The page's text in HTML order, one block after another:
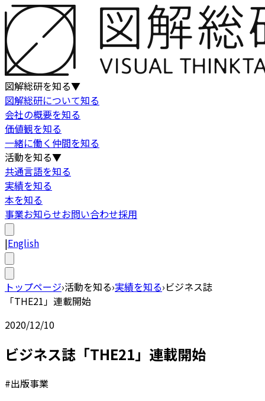
図解総研を知る▼
図解総研について知る
会社の概要を知る
価値観を知る
一緒に働く仲間を知る
活動を知る▼
共通言語を知る
実績を知る
本を知る
事業お知らせお問い合わせ採用
|English
トップページ›活動を知る›実績を知る›ビジネス誌
「THE21」連載開始
2020/12/10
ビジネス誌「THE21」連載開始
#出版事業